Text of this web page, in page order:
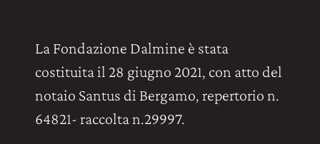
La Fondazione Dalmine è stata
costituita il 28 giugno 2021, con atto del
notaio Santus di Bergamo, repertorio n.
64821- raccolta n.29997.